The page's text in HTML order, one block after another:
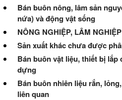
Bán buôn nông, lâm sản
nứa) và động vật sống
NÔNG NGHIỆP, LÂM
Sản xuất khác chưa được
Bán buôn vật liệu, thiết bị lắp
dựng
Bán buôn nhiên liệu rắn,
liên quan